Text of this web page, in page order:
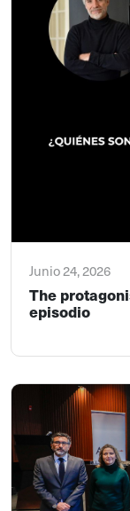
Junio 24, 2026
The
episodio